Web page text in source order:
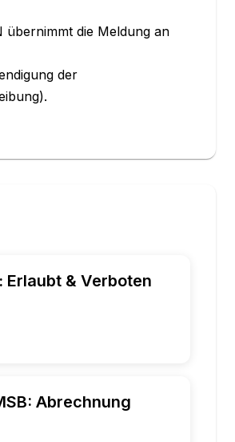
die Meldung an
der
Erlaubt & Verboten
Abrechnung